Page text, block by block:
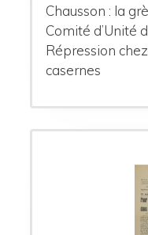
Chausson : la
Comité d’Unité
Répression
casernes